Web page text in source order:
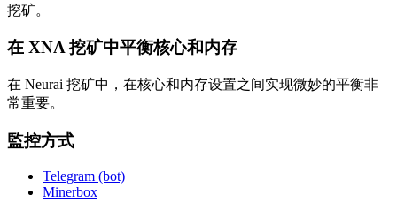
挖矿。
在 XNA 挖矿中平衡核心和内存
在 Neurai 挖矿中，在核心和内存设置之间实现微妙的平衡非
常重要。
監控方式
Telegram (bot)
Minerbox